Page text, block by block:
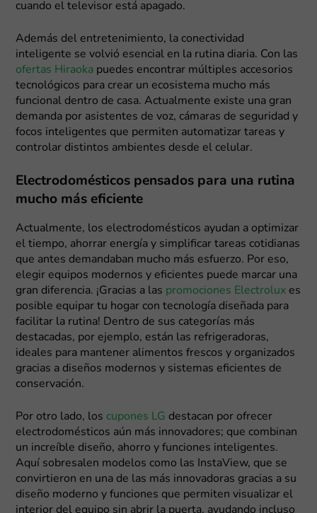
cuando el televisor está apagado.
Además del entretenimiento, la conectividad
inteligente se volvió esencial en la rutina diaria. Con las
ofertas Hiraoka puedes encontrar múltiples accesorios
tecnológicos para crear un ecosistema mucho más
funcional dentro de casa. Actualmente existe una gran
demanda por asistentes de voz, cámaras de seguridad y
focos inteligentes que permiten automatizar tareas y
controlar distintos ambientes desde el celular.
Electrodomésticos pensados para una rutina
mucho más eficiente
Actualmente, los electrodomésticos ayudan a optimizar
el tiempo, ahorrar energía y simplificar tareas cotidianas
que antes demandaban mucho más esfuerzo. Por eso,
elegir equipos modernos y eficientes puede marcar una
gran diferencia. ¡Gracias a las promociones Electrolux es
posible equipar tu hogar con tecnología diseñada para
facilitar la rutina! Dentro de sus categorías más
destacadas, por ejemplo, están las refrigeradoras,
ideales para mantener alimentos frescos y organizados
gracias a diseños modernos y sistemas eficientes de
conservación.
Por otro lado, los cupones LG destacan por ofrecer
electrodomésticos aún más innovadores; que combinan
un increíble diseño, ahorro y funciones inteligentes.
Aquí sobresalen modelos como las InstaView, que se
convirtieron en una de las más innovadoras gracias a su
diseño moderno y funciones que permiten visualizar el
interior del equipo sin abrir la puerta, ayudando incluso